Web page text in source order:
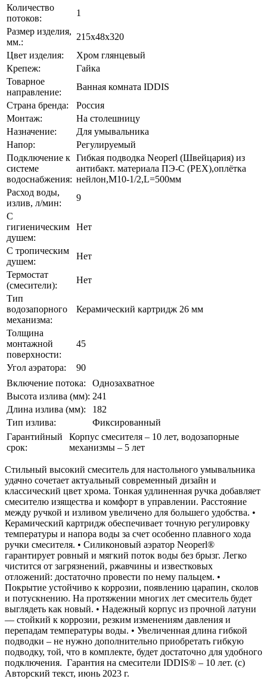
Количество
потоков:
1
Размер изделия,
мм.:
215x48x320
Цвет изделия:
Хром глянцевый
Крепеж:
Гайка
Товарное
направление:
Ванная комната IDDIS
Страна бренда:
Россия
Монтаж:
На столешницу
Назначение:
Для умывальника
Напор:
Регулируемый
Подключение к
системе
водоснабжения:
Гибкая подводка Neoperl (Швейцария) из
антибакт. материала ПЭ-С (PEX),оплётка
нейлон,M10-1/2,L=500мм
Расход воды,
излив, л/мин:
9
С
гигиеническим
душем:
Нет
С тропическим
душем:
Нет
Термостат
(смесители):
Нет
Тип
водозапорного
механизма:
Керамический картридж 26 мм
Толщина
монтажной
поверхности:
45
Угол аэратора:
90
Включение потока:
Однозахватное
Высота излива (мм): 241
Длина излива (мм):
182
Тип излива:
Фиксированный
Гарантийный
срок:
Корпус смесителя – 10 лет, водозапорные
механизмы – 5 лет
Стильный высокий смеситель для настольного умывальника
удачно сочетает актуальный современный дизайн и
классический цвет хрома. Тонкая удлиненная ручка добавляет
смесителю изящества и комфорт в управлении. Расстояние
между ручкой и изливом увеличено для большего удобства. •
Керамический картридж обеспечивает точную регулировку
температуры и напора воды за счет особенно плавного хода
ручки смесителя. • Cиликоновый аэратор Neoperl®
гарантирует ровный и мягкий поток воды без брызг. Легко
чистится от загрязнений, ржавчины и известковых
отложений: достаточно провести по нему пальцем. •
Покрытие устойчиво к коррозии, появлению царапин, сколов
и потускнению. На протяжении многих лет смеситель будет
выглядеть как новый. • Надежный корпус из прочной латуни
— стойкий к коррозии, резким изменениям давления и
перепадам температуры воды. • Увеличенная длина гибкой
подводки – не нужно дополнительно приобретать гибкую
подводку, той, что в комплекте, будет достаточно для удобного
подключения. Гарантия на смесители IDDIS® – 10 лет. (с)
Авторский текст, июнь 2023 г.